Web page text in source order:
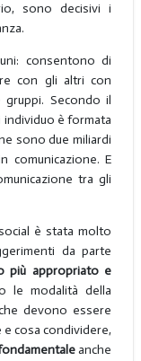
sono decisivi i
consentono di
con gli altri con
Secondo il
individuo è formata
sono due miliardi
comunicazione. E
tra gli
è stata molto
da parte
più appropriato e
le modalità della
devono essere
e cosa condividere,
anche